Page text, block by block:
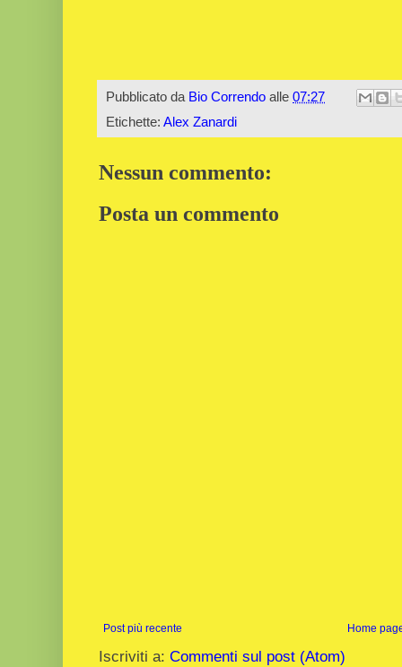
Pubblicato da Bio Correndo alle 07:27
Etichette: Alex Zanardi
Nessun commento:
Posta un commento
Post più recente Home
Iscriviti a: Commenti sul post (Atom)